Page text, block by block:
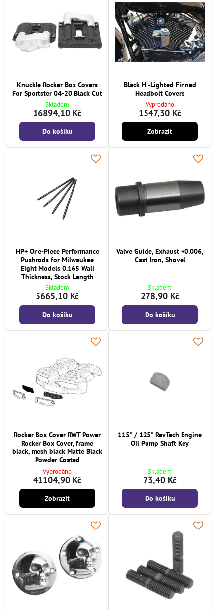
Knuckle Rocker Box Covers
For Sportster 04-20 Black Cut
Skladem
16894,10 Kč
Do košíku
Black Hi-Lighted Finned
Headbolt Covers
Vyprodáno
1547,30 Kč
Zobrazit
HP+ One-Piece Performance
Pushrods for Milwaukee
Eight Models 0.165 Wall
Thickness, Stock Length
Skladem
5665,10 Kč
Do košíku
Valve Guide, Exhaust +0.006,
Cast Iron, Shovel
Skladem
278,90 Kč
Do košíku
Rocker Box Cover RWT Power
Rocker Box Cover, frame
black, mesh black Matte Black
Powder Coated
Vyprodáno
41104,90 Kč
Zobrazit
115" / 125" RevTech Engine
Oil Pump Shaft Key
Skladem
73,40 Kč
Do košíku